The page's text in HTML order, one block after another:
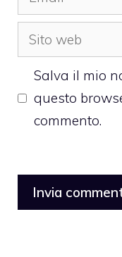
Sito
web
Salva il mio
questo
commento.